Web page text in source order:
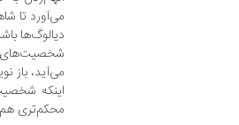
می‌آورد تا
دیالوگ‌ها
شخصیت‌های
می‌آید، باز
اینکه
محکم‌تری هم